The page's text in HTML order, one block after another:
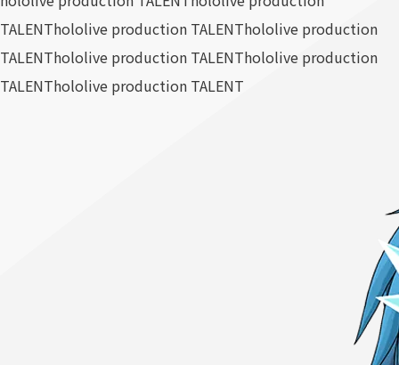
TALENThololive production TALENThololive production
TALENThololive production TALENThololive production
TALENThololive production TALENT